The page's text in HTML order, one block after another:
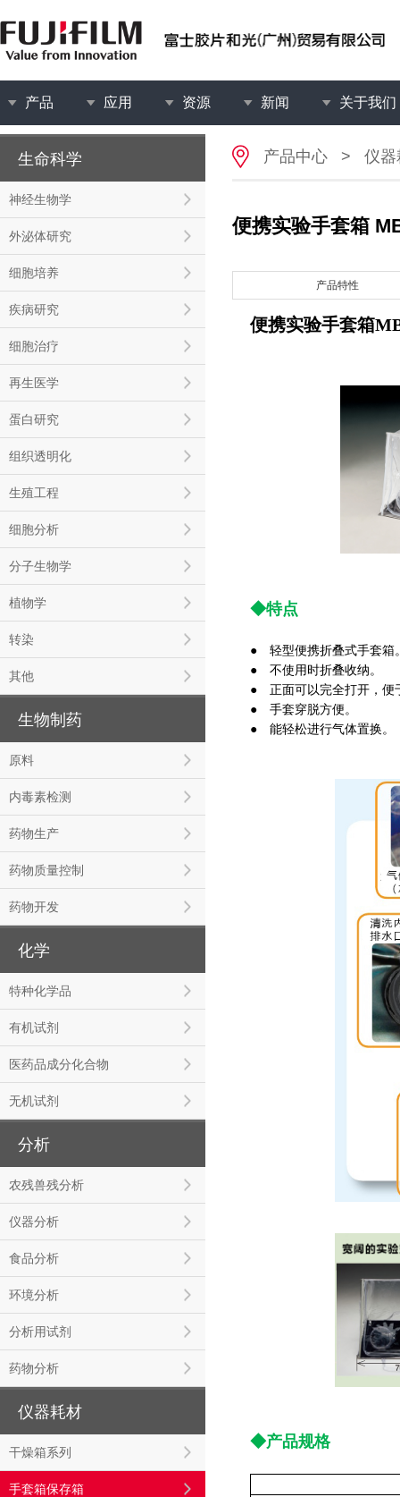
产品 应用 资源 新闻 关于我们
生命科学
神经生物学
外泌体研究
细胞培养
疾病研究
细胞治疗
再生医学
蛋白研究
组织透明化
生殖工程
细胞分析
分子生物学
植物学
转染
其他
生物制药
原料
内毒素检测
药物生产
药物质量控制
药物开发
化学
特种化学品
有机试剂
医药品成分化合物
无机试剂
分析
农残兽残分析
仪器分析
食品分析
环境分析
分析用试剂
药物分析
仪器耗材
干燥箱系列
手套箱保存箱
产品中心 > 仪器
便携实验手套箱
产品特性
便携实验手套箱
◆特点
● 轻型便携折叠式手套箱
● 不使用时折叠收纳。
● 正面可以完全打开，便
● 手套穿脱方便。
● 能轻松进行气体置换。
◆产品规格